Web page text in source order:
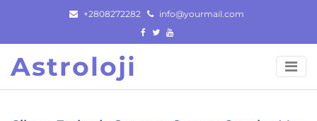
content
+2808272282 info@yourmail.com
Astroloji